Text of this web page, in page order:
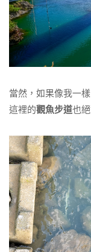
當然，如果像我一
這裡的觀魚步道也